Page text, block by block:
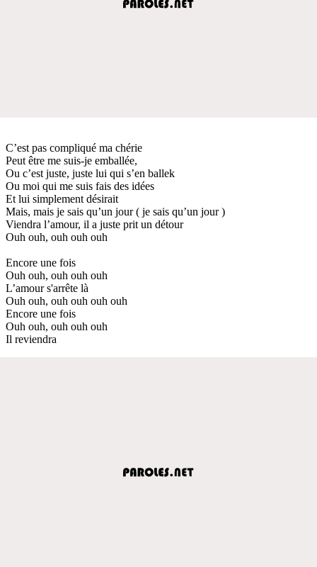
C’est pas compliqué ma chérie
Peut être me suis-je emballée,
Ou c’est juste, juste lui qui s’en ballek
Ou moi qui me suis fais des idées
Et lui simplement désirait
Mais, mais je sais qu’un jour ( je sais qu’un jour )
Viendra l’amour, il a juste prit un détour
Ouh ouh, ouh ouh ouh
Encore une fois
Ouh ouh, ouh ouh ouh
L’amour s'arrête là
Ouh ouh, ouh ouh ouh ouh
Encore une fois
Ouh ouh, ouh ouh ouh
Il reviendra